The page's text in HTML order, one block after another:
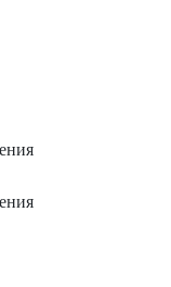
данных